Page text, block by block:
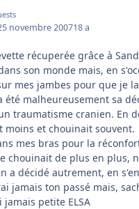
novembre 200718 a
récuperée grâce à
son monde mais, en
mes jambes pour que je
été malheureusement sa
traumatisme cranien. En
moins et chouinait souvent.
mes bras pour la
chouinait de plus en plus,
a décidé autrement, en
jamais ton passé mais,
jamais petite ELSA